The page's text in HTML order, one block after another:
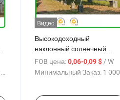
Видео
Высокодоходный
наклонный солнечный
трекер с одним осевым
движением,
FOB цена: 0,06-0,09 $/ W
Минимальный Заказ: 1 000 W